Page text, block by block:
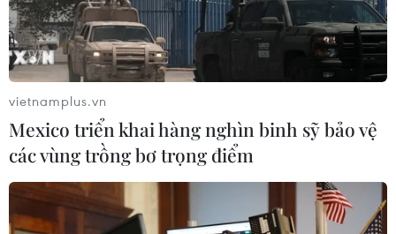
Bão số 3 đổi hướng, di chuyển chậm
với tốc độ khoảng 5 km/h
Italy nâng báo động đỏ trên toàn bộ
27 thành phố do nắng nóng kỷ lục
05/08/2026 06:31
vietnamplus.vn
Mexico triển khai hàng nghìn binh sỹ bảo vệ
các vùng trồng bơ trọng điểm